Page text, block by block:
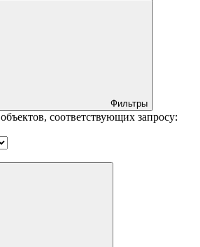
Фильтры
объектов, соответствующих запросу: